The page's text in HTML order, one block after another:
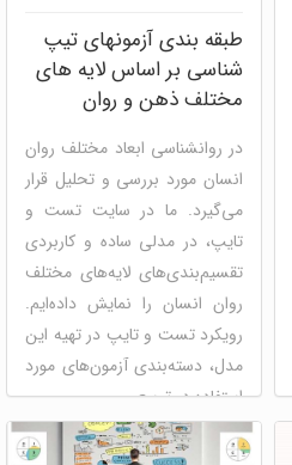
طبقه بندی آزمونهای تیپ
شناسی بر اساس لایه های
مختلف ذهن و روان
در روانشناسی ابعاد مختلف روان
انسان مورد بررسی و تحلیل قرار
می‌گیرد. ما در سایت تست و
تایپ، در مدلی ساده و کاربردی
تقسیم‌بندی‌های لایه‌های مختلف
روان انسان را نمایش داده‌ایم.
رویکرد تست و تایپ در تهیه این
مدل، دسته‌بندی آزمون‌های مورد
استفاده در توسع ...